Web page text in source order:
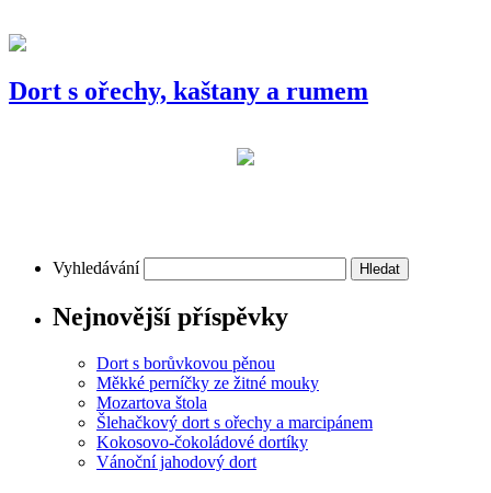
Dort s ořechy, kaštany a rumem
Vyhledávání
Nejnovější příspěvky
Dort s borůvkovou pěnou
Měkké perníčky ze žitné mouky
Mozartova štola
Šlehačkový dort s ořechy a marcipánem
Kokosovo-čokoládové dortíky
Vánoční jahodový dort